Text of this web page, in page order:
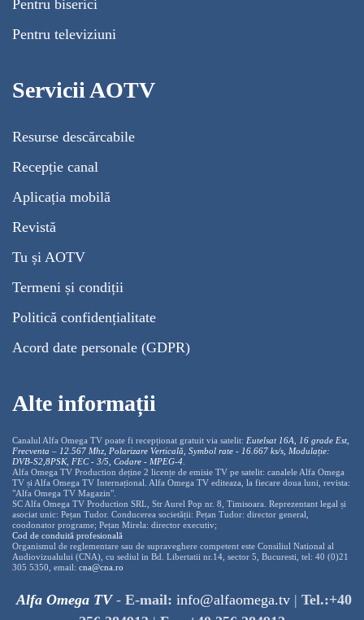
Pentru biserici
Pentru televiziuni
Servicii AOTV
Resurse descărcabile
Recepție canal
Aplicația mobilă
Revistă
Tu și AOTV
Termeni și condiții
Politică confidențialitate
Acord date personale (GDPR)
Alte informații
Canalul Alfa Omega TV poate fi recepționat gratuit via satelit: Eutelsat 16A, 16 grade Est,
Frecventa – 12.567 Mhz, Polarizare Verticală, Symbol rate - 16.667 ks/s, Modulație:
DVB-S2,8PSK, FEC - 3/5, Codare - MPEG-4
Alfa Omega TV Production deține 2 licențe de emisie TV pe satelit: canalele Alfa Omega
TV și Alfa Omega TV Internațional. Alfa Omega TV editeaza, la fiecare doua luni, revista:
"Alfa Omega TV Magazin".
SC Alfa Omega TV Production SRL, Str Aurel Pop nr. 8, Timisoara. Reprezentant legal și
asociat unic: Pețan Tudor. Conducerea societății: Pețan Tudor: director general,
coodonator programe; Pețan Mirela: director executiv;
Cod de conduită profesională
Organismul de reglementare sau de supraveghere competent este Consiliul National al
Audiovizualului (CNA), cu sediul in Bd. Libertatii nr.14, sector 5, Bucuresti, tel: 40 (0)21
305 5350, email: cna@cna.ro
Alfa Omega TV- E-mail: info@alfaomega.tv | Tel.:+40